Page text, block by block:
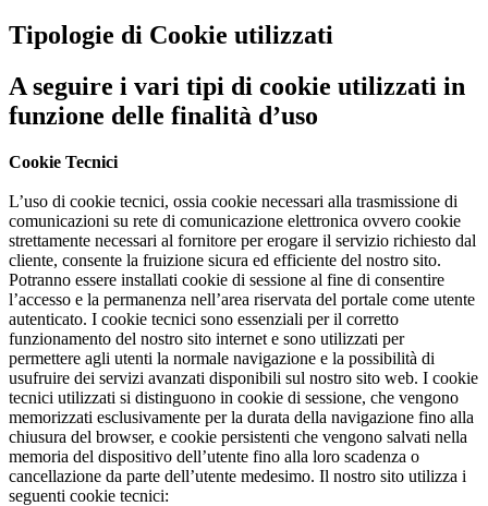
Tipologie di Cookie utilizzati
A seguire i vari tipi di cookie utilizzati in
funzione delle finalità d’uso
Cookie Tecnici
L’uso di cookie tecnici, ossia cookie necessari alla trasmissione di
comunicazioni su rete di comunicazione elettronica ovvero cookie
strettamente necessari al fornitore per erogare il servizio richiesto dal
cliente, consente la fruizione sicura ed efficiente del nostro sito.
Potranno essere installati cookie di sessione al fine di consentire
l’accesso e la permanenza nell’area riservata del portale come utente
autenticato. I cookie tecnici sono essenziali per il corretto
funzionamento del nostro sito internet e sono utilizzati per
permettere agli utenti la normale navigazione e la possibilità di
usufruire dei servizi avanzati disponibili sul nostro sito web. I cookie
tecnici utilizzati si distinguono in cookie di sessione, che vengono
memorizzati esclusivamente per la durata della navigazione fino alla
chiusura del browser, e cookie persistenti che vengono salvati nella
memoria del dispositivo dell’utente fino alla loro scadenza o
cancellazione da parte dell’utente medesimo. Il nostro sito utilizza i
seguenti cookie tecnici: